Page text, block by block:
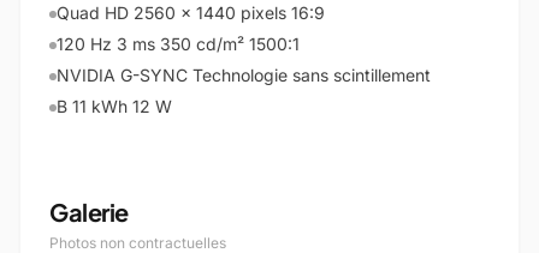
Quad HD 2560 x 1440 pixels 16:9
120 Hz 3 ms 350 cd/m² 1500:1
NVIDIA G-SYNC Technologie sans scintillement
B 11 kWh 12 W
Galerie
Photos non contractuelles